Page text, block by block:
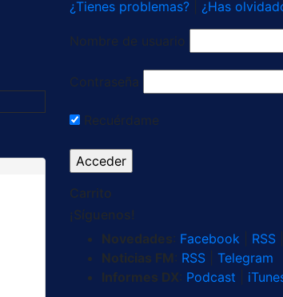
¿Tienes problemas? ¿Has
Nombre de usuario
Contraseña
Recuérdame
Carrito
¡Síguenos!
Novedades: Facebook RSS
Noticias FM : RSS
Telegram
Informes DX: Podcast